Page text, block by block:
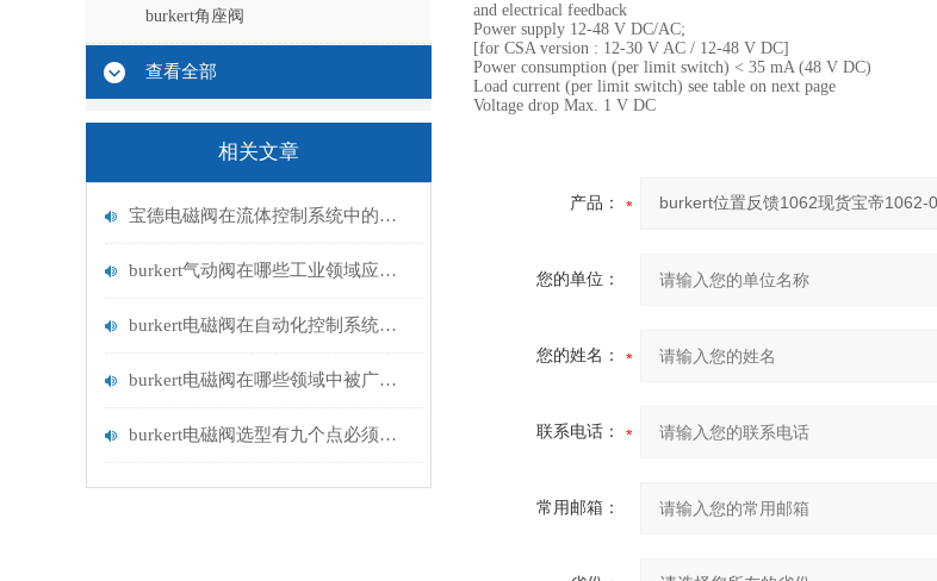
burkert角座阀
查看全部
相关文章
宝德电磁阀在流体控制系统中的应用
burkert气动阀在哪些工业领域应用广泛？
burkert电磁阀在自动化控制系统中的应用
burkert电磁阀在哪些领域中被广泛应用？
burkert电磁阀选型有九个点必须知道国与百科
and electrical feedback
Power supply 12-48 V DC/AC;
[for CSA version : 12-30 V AC / 12-48 V DC]
Power consumption (per limit switch) < 35 mA (48 V DC)
Load current (per limit switch) see table on next page
Voltage drop Max. 1 V DC
产品：
您的单位：
您的姓名：
联系电话：
常用邮箱：